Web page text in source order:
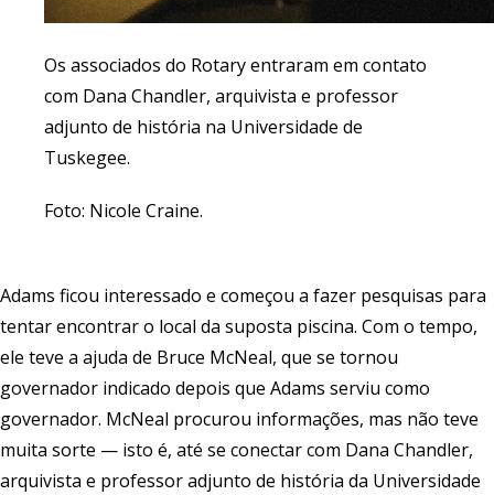
Os associados do Rotary entraram em contato
com Dana Chandler, arquivista e professor
adjunto de história na Universidade de
Tuskegee.
Foto: Nicole Craine.
Adams ficou interessado e começou a fazer pesquisas para
tentar encontrar o local da suposta piscina. Com o tempo,
ele teve a ajuda de Bruce McNeal, que se tornou
governador indicado depois que Adams serviu como
governador. McNeal procurou informações, mas não teve
muita sorte — isto é, até se conectar com Dana Chandler,
arquivista e professor adjunto de história da Universidade